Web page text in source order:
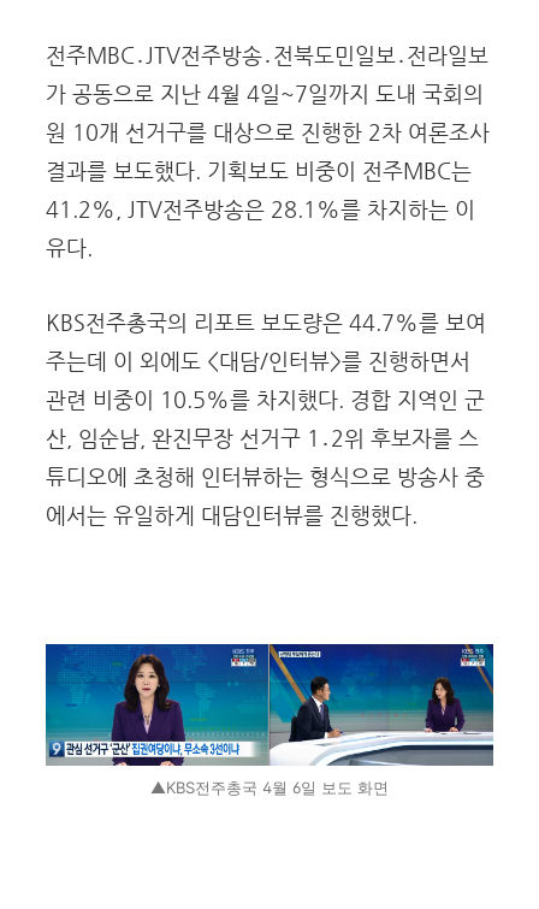
전주MBC․JTV전주방송․전북도민일보․전라일보
가 공동으로 지난 4월 4일~7일까지 도내 국회의
원 10개 선거구를 대상으로 진행한 2차 여론조사
결과를 보도했다. 기획보도 비중이 전주MBC는
41.2%, JTV전주방송은 28.1%를 차지하는 이
유다.
KBS전주총국의 리포트 보도량은 44.7%를 보여
주는데 이 외에도 <대담/인터뷰>를 진행하면서
관련 비중이 10.5%를 차지했다. 경합 지역인 군
산, 임순남, 완진무장 선거구 1․2위 후보자를 스
튜디오에 초청해 인터뷰하는 형식으로 방송사 중
에서는 유일하게 대담인터뷰를 진행했다.
▲KBS전주총국 4월 6일 보도 화면